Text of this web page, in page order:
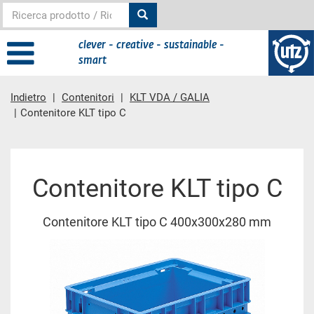
clever - creative - sustainable -
smart
Indietro Contenitori
KLT VDA / GALIA
Contenitore KLT tipo C
Contenitore KLT tipo C
Contenitore KLT tipo C 400x300x280 mm